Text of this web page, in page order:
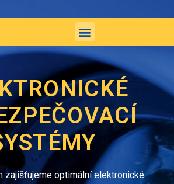
zajišťujeme optimální elektronické